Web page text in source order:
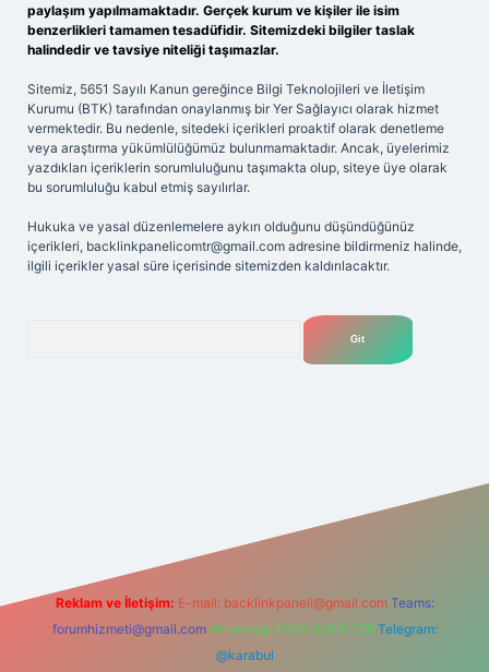
paylaşım yapılmamaktadır. Gerçek kurum ve kişiler ile isim
benzerlikleri tamamen tesadüfidir. Sitemizdeki bilgiler taslak
halindedir ve tavsiye niteliği taşımazlar.
Sitemiz, 5651 Sayılı Kanun gereğince Bilgi Teknolojileri ve İletişim
Kurumu (BTK) tarafından onaylanmış bir Yer Sağlayıcı olarak hizmet
vermektedir. Bu nedenle, sitedeki içerikleri proaktif olarak denetleme
veya araştırma yükümlülüğümüz bulunmamaktadır. Ancak, üyelerimiz
yazdıkları içeriklerin sorumluluğunu taşımakta olup, siteye üye olarak
bu sorumluluğu kabul etmiş sayılırlar.
Hukuka ve yasal düzenlemelere aykırı olduğunu düşündüğünüz
içerikleri, backlinkpanelicomtr@gmail.com adresine bildirmeniz halinde,
ilgili içerikler yasal süre içerisinde sitemizden kaldırılacaktır.
Reklam ve İletişim: E-mail: backlinkpaneli@gmail.com Teams:
forumhizmeti@gmail.com Whatsapp: 0262 606 0 726 Telegram:
@karabul